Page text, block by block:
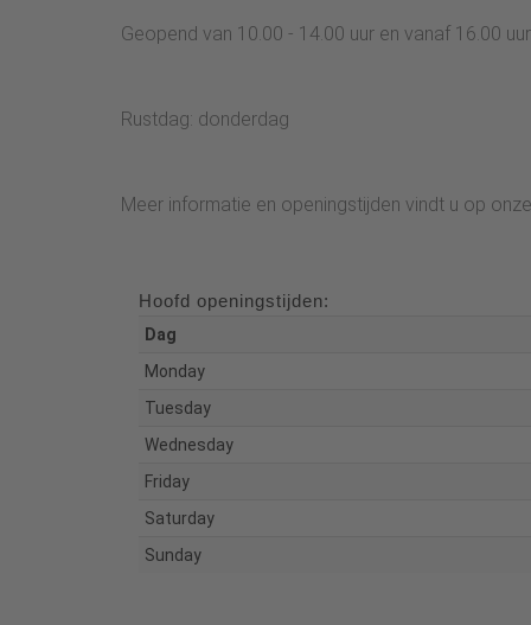
Geopend van 10.00 - 14.00 uur en vanaf 16.00
Rustdag: donderdag
Meer informatie en openingstijden vindt u op
Hoofd openingstijden:
Dag
Monday
Tuesday
Wednesday
Friday
Saturday
Sunday